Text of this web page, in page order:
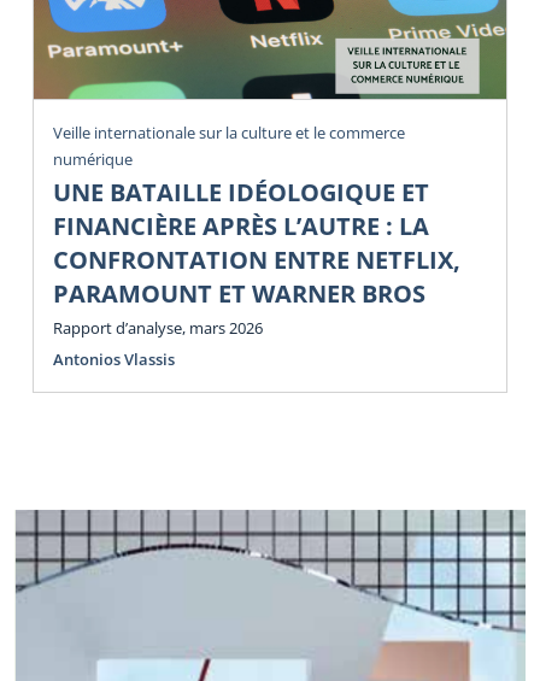
Veille internationale sur la culture et le commerce
numérique
UNE BATAILLE IDÉOLOGIQUE ET
FINANCIÈRE APRÈS L’AUTRE : LA
CONFRONTATION ENTRE NETFLIX,
PARAMOUNT ET WARNER BROS
Rapport d’analyse, mars 2026
Antonios Vlassis